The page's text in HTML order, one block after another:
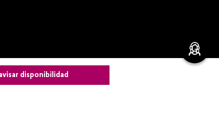
disponibilidad